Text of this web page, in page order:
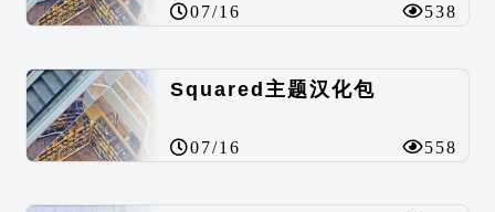
07/16 538
Squared主题汉化包
07/16 558